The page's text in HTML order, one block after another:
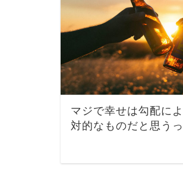
マジで幸せは勾配に
対的なものだと思う